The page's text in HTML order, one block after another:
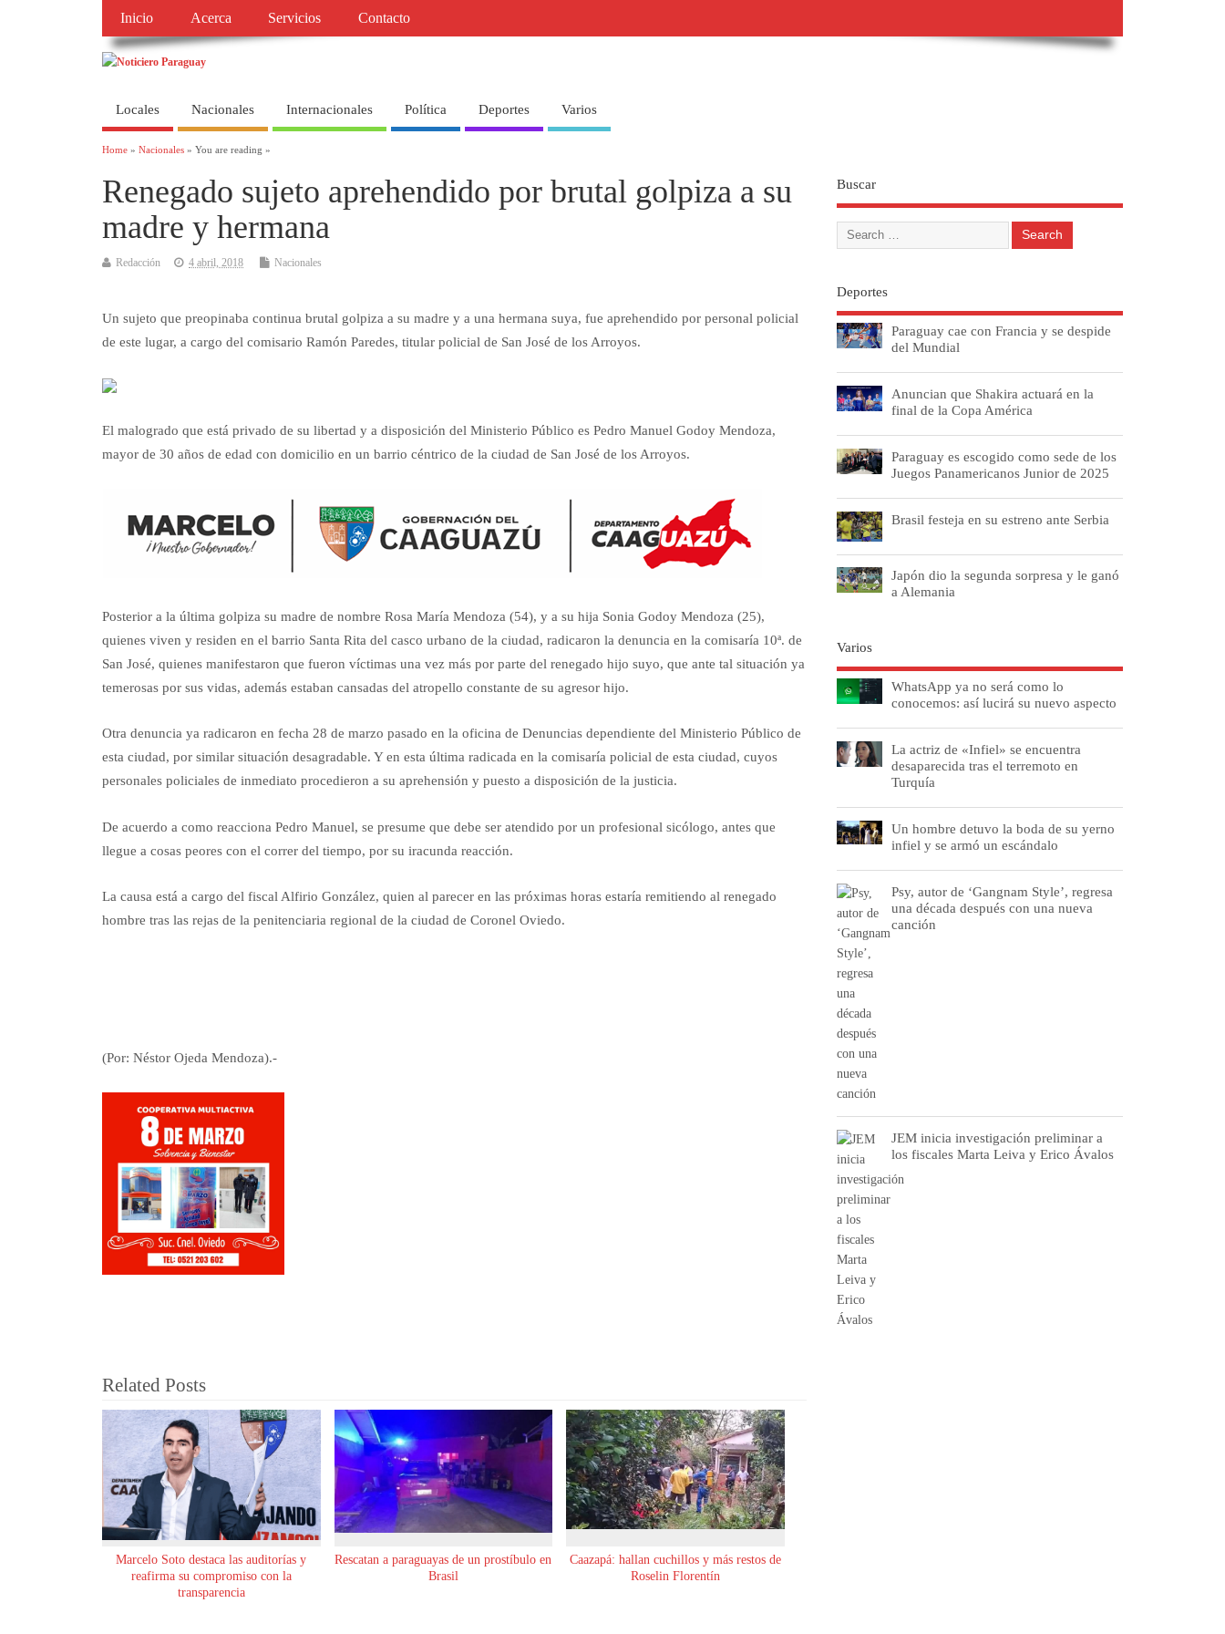
Inicio Acerca Servicios Contacto
Locales Nacionales Internacionales Política Deportes Varios
Home » Nacionales » You are reading »
Renegado sujeto aprehendido por brutal golpiza a su
madre y hermana
Redacción 4 abril, 2018 Nacionales
Un sujeto que preopinaba continua brutal golpiza a su madre y a una hermana suya, fue aprehendido por personal policial
de este lugar, a cargo del comisario Ramón Paredes, titular policial de San José de los Arroyos.
El malogrado que está privado de su libertad y a disposición del Ministerio Público es Pedro Manuel Godoy Mendoza,
mayor de 30 años de edad con domicilio en un barrio céntrico de la ciudad de San José de los Arroyos.
Posterior a la última golpiza su madre de nombre Rosa María Mendoza (54), y a su hija Sonia Godoy Mendoza (25),
quienes viven y residen en el barrio Santa Rita del casco urbano de la ciudad, radicaron la denuncia en la comisaría 10ª. de
San José, quienes manifestaron que fueron víctimas una vez más por parte del renegado hijo suyo, que ante tal situación ya
temerosas por sus vidas, además estaban cansadas del atropello constante de su agresor hijo.
Otra denuncia ya radicaron en fecha 28 de marzo pasado en la oficina de Denuncias dependiente del Ministerio Público de
esta ciudad, por similar situación desagradable. Y en esta última radicada en la comisaría policial de esta ciudad, cuyos
personales policiales de inmediato procedieron a su aprehensión y puesto a disposición de la justicia.
De acuerdo a como reacciona Pedro Manuel, se presume que debe ser atendido por un profesional sicólogo, antes que
llegue a cosas peores con el correr del tiempo, por su iracunda reacción.
La causa está a cargo del fiscal Alfirio González, quien al parecer en las próximas horas estaría remitiendo al renegado
hombre tras las rejas de la penitenciaria regional de la ciudad de Coronel Oviedo.
(Por: Néstor Ojeda Mendoza).-
Related Posts
Marcelo Soto destaca las auditorías y
reafirma su compromiso con la
transparencia
Rescatan a paraguayas de un prostíbulo en
Brasil
Caazapá: hallan cuchillos y más restos de
Roselin Florentín
Buscar
Deportes
Paraguay cae con Francia y se despide
del Mundial
Anuncian que Shakira actuará en la
final de la Copa América
Paraguay es escogido como sede de los
Juegos Panamericanos Junior de 2025
Brasil festeja en su estreno ante Serbia
Japón dio la segunda sorpresa y le ganó
a Alemania
Varios
WhatsApp ya no será como lo
conocemos: así lucirá su nuevo aspecto
La actriz de «Infiel» se encuentra
desaparecida tras el terremoto en
Turquía
Un hombre detuvo la boda de su yerno
infiel y se armó un escándalo
Psy, autor de ‘Gangnam Style’, regresa
una década después con una nueva
canción
JEM inicia investigación preliminar a
los fiscales Marta Leiva y Erico Ávalos